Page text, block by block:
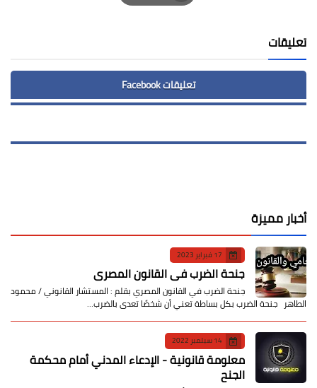
Print
تعليقات
تعليقات Facebook
أخبار مميزة
17 فبراير 2023
جنحة الضرب في القانون المصري
جنحة الضرب في القانون المصري بقلم : المستشار القانوني / محمود
الطاهر جنحة الضرب بكل بساطة تعني أن شخصًا تعدى بالضرب…
14 سبتمبر 2022
معلومة قانونية - الإدعاء المدني أمام محكمة
الجنح